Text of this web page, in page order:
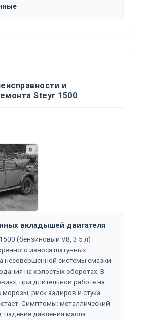
и
Steyr 1500
вкладышей двигателя
(бензиновый V8, 3.5 л)
износа шатунных
несовершенной системы смазки
на холостых оборотах. В
при длительной работе на
риск задиров и стука
Симптомы: металлический
падение давления масла.